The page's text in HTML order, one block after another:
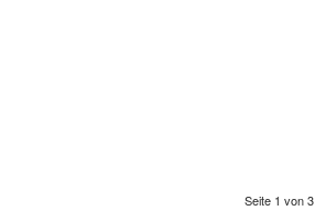
Seite 1 von 3